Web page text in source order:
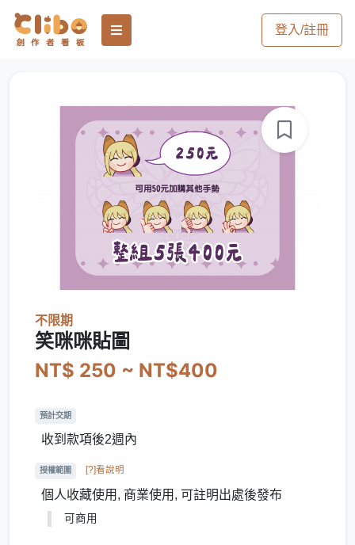
登入/註冊
不限期
笑咪咪貼圖
NT$ 250 ~ NT$400
預計交期
收到款項後2週內
授權範圍 [?]看說明
個人收藏使用, 商業使用, 可註明出處後發布
可商用